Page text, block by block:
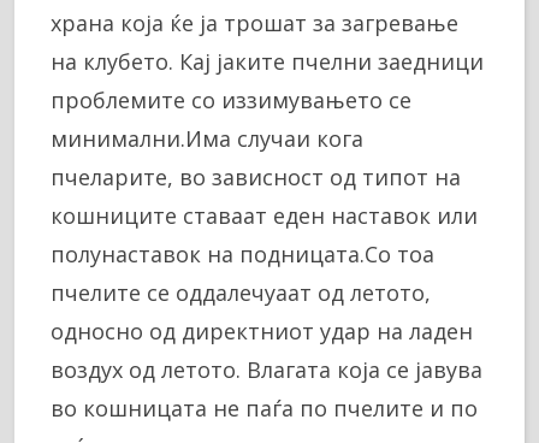
храна која ќе ја трошат за загревање
на клубето. Кај јаките пчелни заедници
проблемите со иззимувањето се
минимални.Има случаи кога
пчеларите, во зависност од типот на
кошниците ставаат еден наставок или
полунаставок на подницата.Со тоа
пчелите се оддалечуаат од летото,
односно од директниот удар на ладен
воздух од летото. Влагата која се јавува
во кошницата не паѓа по пчелите и по